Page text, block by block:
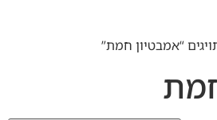
“אמבטיון חמת”